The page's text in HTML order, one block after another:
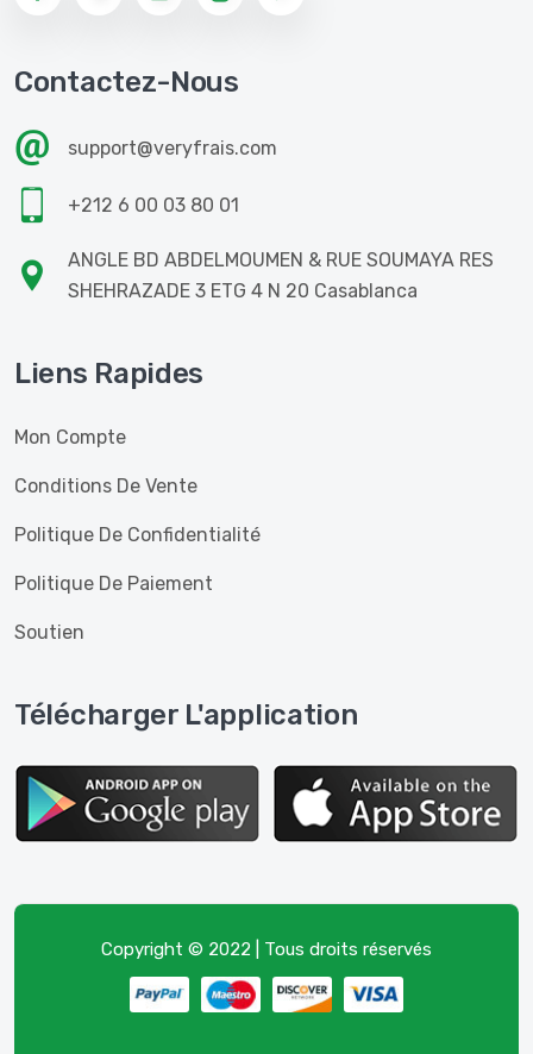
Contactez-Nous
support@veryfrais.com
+212 6 00 03 80 01
ANGLE BD ABDELMOUMEN & RUE SOUMAYA RES
SHEHRAZADE 3 ETG 4 N 20 Casablanca
Liens Rapides
Mon Compte
Conditions De Vente
Politique De Confidentialité
Politique De Paiement
Soutien
Télécharger L'application
Copyright © 2022 | Tous droits réservés